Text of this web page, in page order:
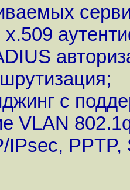
с
VLAN
PPTP,